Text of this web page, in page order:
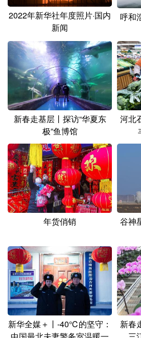
多语种频道
Русский язык 日
Deutsch Português
2022年新华社年度照片·国内
新闻
呼和
新春走基层丨探访“华夏东
极”鱼博馆
河北
年货俏销
谷神
新华全媒＋丨-40℃的坚守：
新春